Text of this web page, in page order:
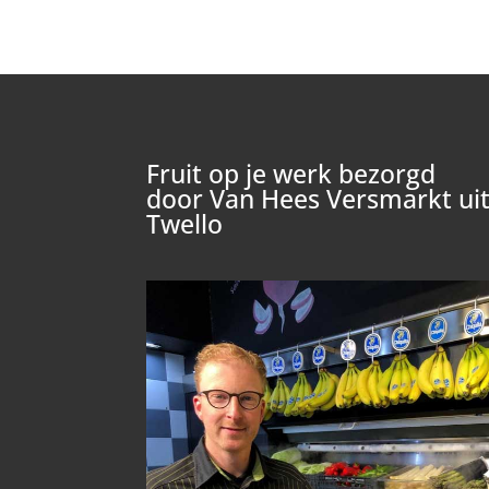
Fruit op je werk bezorgd
door Van Hees Versmarkt
Twello